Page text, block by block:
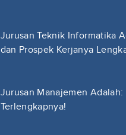
Jurusan Teknik Informatika
dan Prospek Kerjanya
Jurusan Manajemen Adalah:
Terlengkapnya!